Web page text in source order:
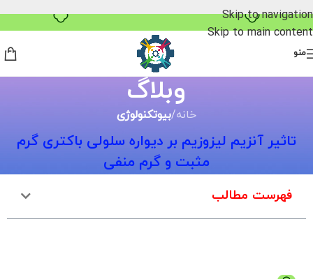
Skip to navigation
Skip to main content
منو
وبلاگ
خانه/بیوتکنولوژی
تاثیر آنزیم لیزوزیم بر دیواره سلولی باکتری گرم
مثبت و گرم منفی
فهرست مطالب